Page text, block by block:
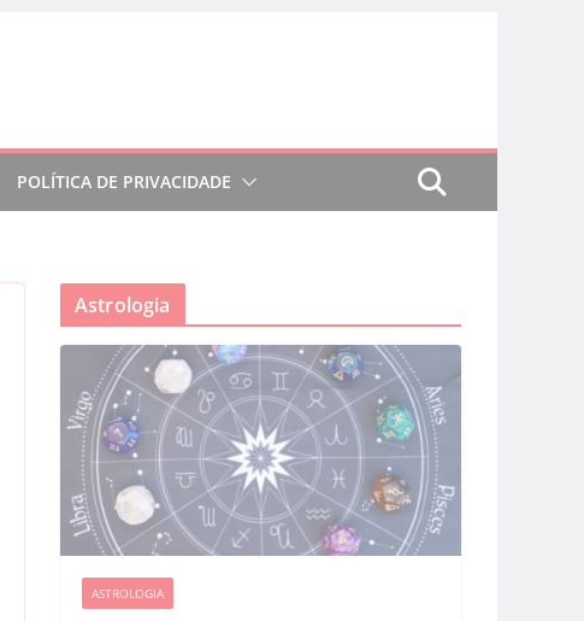
POLÍTICA DE PRIVACIDADE
Astrologia
ASTROLOGIA